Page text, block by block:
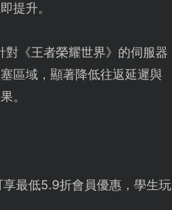
提升。
《王者榮耀世界》的伺服器
區域，顯著降低往返延遲與
。
最低5.9折會員優惠，學生玩